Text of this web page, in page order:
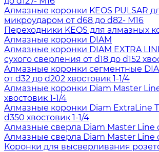
Алмазные коронки KEOS PULSAR
микроударом от d68 до d82- М16
Переходники KEOS для алмазных
Алмазные коронки DIAM
Алмазные коронки DIAM EXTRA
сухого сверления от d18 до d152
Алмазные коронки сегментные
от d32 до d202 хвостовик 1-1/4
Алмазные коронки Diam Master
хвостовик 1-1/4
Алмазные коронки Diam ExtraLine
d350 хвостовик 1-1/4
Алмазные сверла Diam Master Line
Алмазные сверла Diam Master Line
Коронки для высверливания